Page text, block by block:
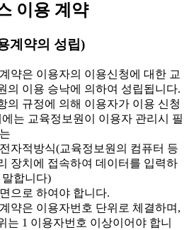
이용 계약
계약의 성립)
약은 이용자의 이용신청에 대한 교
의 이용 승낙에 의하여 성립됩니다.
의 규정에 의해 이용자가 이용 신청
에는 교육정보원이 이용자 관리시 필
자적방식(교육정보원의 컴퓨터 등
장치에 접속하여 데이터를 입력하
말합니다)
으로 하여야 합니다.
약은 이용자번호 단위로 체결하며,
는 1 이용자번호 이상이어야 합니